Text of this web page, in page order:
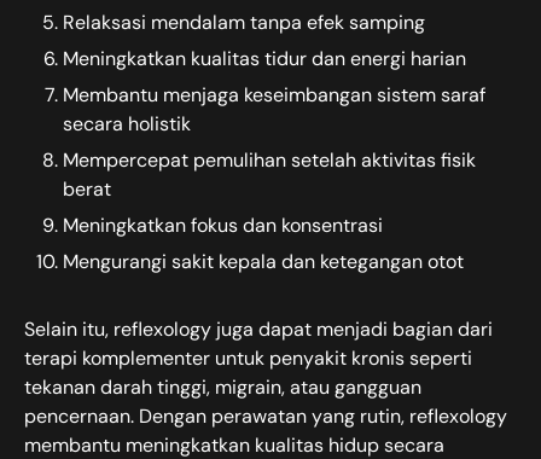
Relaksasi mendalam tanpa efek samping
Meningkatkan kualitas tidur dan energi harian
Membantu menjaga keseimbangan sistem saraf
secara holistik
Mempercepat pemulihan setelah aktivitas fisik
berat
Meningkatkan fokus dan konsentrasi
Mengurangi sakit kepala dan ketegangan otot
Selain itu, reflexology juga dapat menjadi bagian dari
terapi komplementer untuk penyakit kronis seperti
tekanan darah tinggi, migrain, atau gangguan
pencernaan. Dengan perawatan yang rutin, reflexology
membantu meningkatkan kualitas hidup secara